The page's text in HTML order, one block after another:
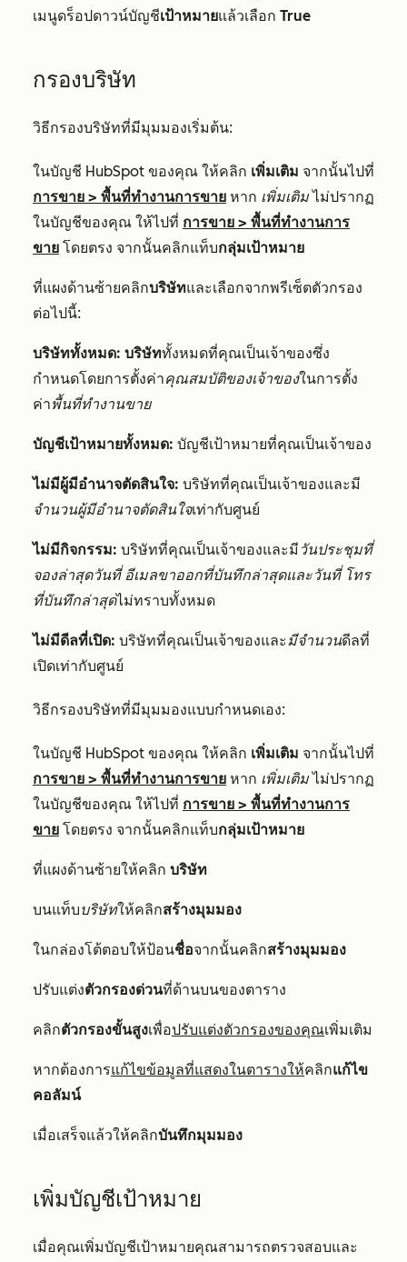
เมนูดร็อปดาวน์บัญชีเป้าหมายแล้วเลือก True
กรองบริษัท
วิธีกรองบริษัทที่มีมุมมองเริ่มต้น:
ในบัญชี HubSpot ของคุณ ให้คลิก เพิ่มเติม จากนั้นไปที่
การขาย > พื้นที่ทำงานการขาย หาก เพิ่มเติมไม่ปรากฏ
ในบัญชีของคุณ ให้ไปที่ การขาย > พื้นที่ทำงานการ
ขาย โดยตรง จากนั้นคลิกแท็บกลุ่มเป้าหมาย
ที่แผงด้านซ้ายคลิกบริษัทและเลือกจากพรีเซ็ตตัวกรอง
ต่อไปนี้:
บริษัททั้งหมด: บริษัททั้งหมดที่คุณเป็นเจ้าของซึ่ง
กำหนดโดยการตั้งค่าคุณสมบัติของเจ้าของในการตั้ง
ค่าพื้นที่ทำงานขาย
บัญชีเป้าหมายทั้งหมด: บัญชีเป้าหมายที่คุณเป็นเจ้าของ
ไม่มีผู้มีอำนาจตัดสินใจ: บริษัทที่คุณเป็นเจ้าของและมี
จำนวนผู้มีอำนาจตัดสินใจเท่ากับศูนย์
ไม่มีกิจกรรม: บริษัทที่คุณเป็นเจ้าของและมีวันประชุมที่
จองล่าสุดวันที่ อีเมลขาออกที่บันทึกล่าสุดและวันที่ โทร
ที่บันทึกล่าสุดไม่ทราบทั้งหมด
ไม่มีดีลที่เปิด: บริษัทที่คุณเป็นเจ้าของและมีจำนวนดีลที่
เปิดเท่ากับศูนย์
วิธีกรองบริษัทที่มีมุมมองแบบกำหนดเอง:
ในบัญชี HubSpot ของคุณ ให้คลิก เพิ่มเติม จากนั้นไปที่
การขาย > พื้นที่ทำงานการขาย หาก เพิ่มเติมไม่ปรากฏ
ในบัญชีของคุณ ให้ไปที่ การขาย > พื้นที่ทำงานการ
ขาย โดยตรง จากนั้นคลิกแท็บกลุ่มเป้าหมาย
ที่แผงด้านซ้ายให้คลิก บริษัท
บนแท็บบริษัทให้คลิกสร้างมุมมอง
ในกล่องโต้ตอบให้ป้อนชื่อจากนั้นคลิกสร้างมุมมอง
ปรับแต่งตัวกรองด่วนที่ด้านบนของตาราง
คลิกตัวกรองขั้นสูงเพื่อปรับแต่งตัวกรองของคุณเพิ่มเติม
หากต้องการแก้ไขข้อมูลที่แสดงในตารางให้คลิกแก้ไข
คอลัมน์
เมื่อเสร็จแล้วให้คลิกบันทึกมุมมอง
เพิ่มบัญชีเป้าหมาย
เมื่อคุณเพิ่มบัญชีเป้าหมายคุณสามารถตรวจสอบและ